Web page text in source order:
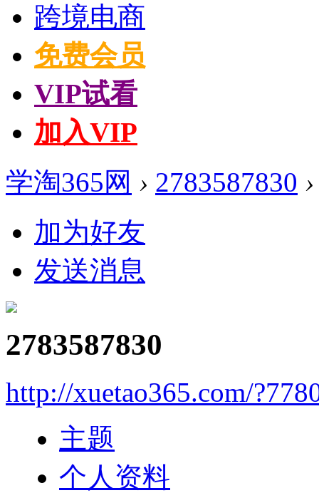
跨境电商
免费会员
VIP试看
加入VIP
学淘365网 › 2783587830 ›
加为好友
发送消息
2783587830
http://xuetao365.com/
主题
个人资料